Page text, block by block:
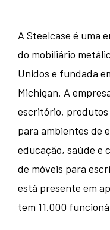
A Steelcase é uma
do mobiliário
Unidos e fundada
Michigan. A
escritório,
para ambientes de
educação, saúde e
de móveis para
está presente em
tem 11.000